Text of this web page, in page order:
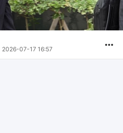
2026-07-17 16:57